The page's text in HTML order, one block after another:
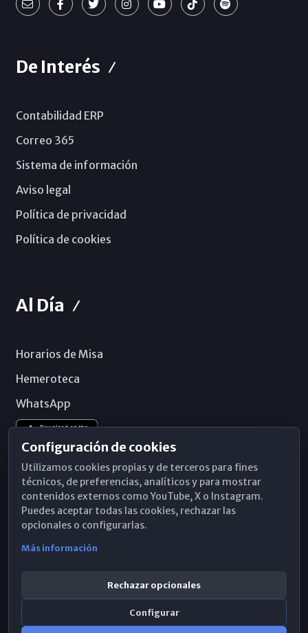
De Interés
Contabilidad ERP
Correo 365
Sistema de información
Aviso legal
Política de privacidad
Política de cookies
Al Día
Horarios de Misa
Hemeroteca
WhatsApp
Configuración de cookies
Utilizamos cookies propias y de terceros para fines
técnicos, de preferencias, analíticos y para mostrar
contenidos externos como YouTube, X o Instagram.
Puedes aceptar todas las cookies, rechazar las
opcionales o configurarlas.
Más información
Rechazar opcionales
Configurar